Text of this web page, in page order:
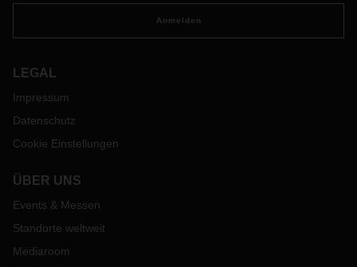
Anmelden
LEGAL
Impressum
Datenschutz
Cookie Einstellungen
ÜBER UNS
Events & Messen
Standorte weltweit
Mediaroom